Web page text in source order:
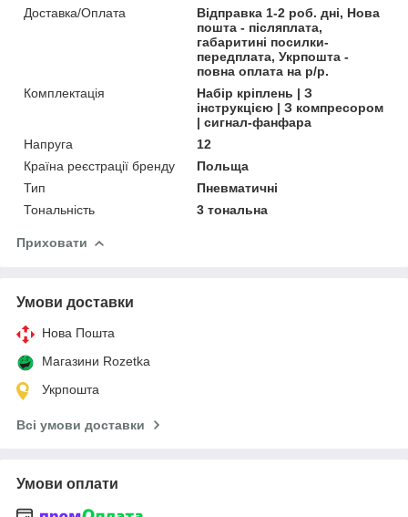
Доставка/Оплата
Відправка 1-2 роб. дні, Нова
пошта - післяплата,
габаритині посилки-
передплата, Укрпошта -
повна оплата на р/р.
Комплектація
Набір кріплень | З
інструкцією | З компресором
| сигнал-фанфара
Напруга
12
Країна реєстрації бренду
Польща
Тип
Пневматичні
Тональність
3 тональна
Приховати
Умови доставки
Нова Пошта
Магазини Rozetka
Укрпошта
Всі умови доставки
Умови оплати